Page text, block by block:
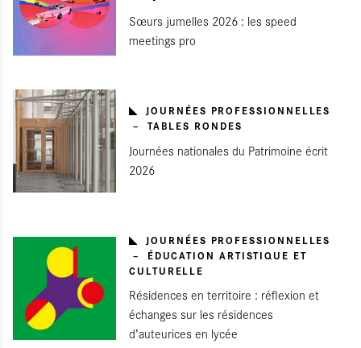
Sœurs jumelles 2026 : les speed
meetings pro
JOURNÉES PROFESSIONNELLES
TABLES RONDES
Journées nationales du Patrimoine écrit
2026
JOURNÉES PROFESSIONNELLES
ÉDUCATION ARTISTIQUE ET
CULTURELLE
Résidences en territoire : réflexion et
échanges sur les résidences
d’auteurices en lycée